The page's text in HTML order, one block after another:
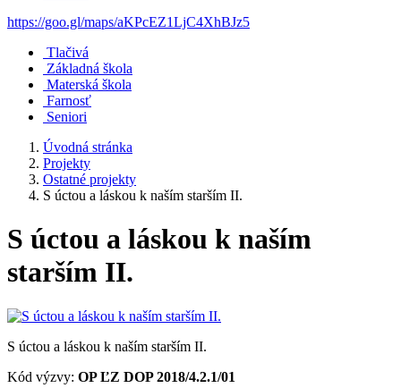
https://goo.gl/maps/aKPcEZ1LjC4XhBJz5
Tlačivá
Základná škola
Materská škola
Farnosť
Seniori
Úvodná stránka
Projekty
Ostatné projekty
S úctou a láskou k naším starším II.
S úctou a láskou k naším
starším II.
S úctou a láskou k naším starším II.
Kód výzvy: OP ĽZ DOP 2018/4.2.1/01